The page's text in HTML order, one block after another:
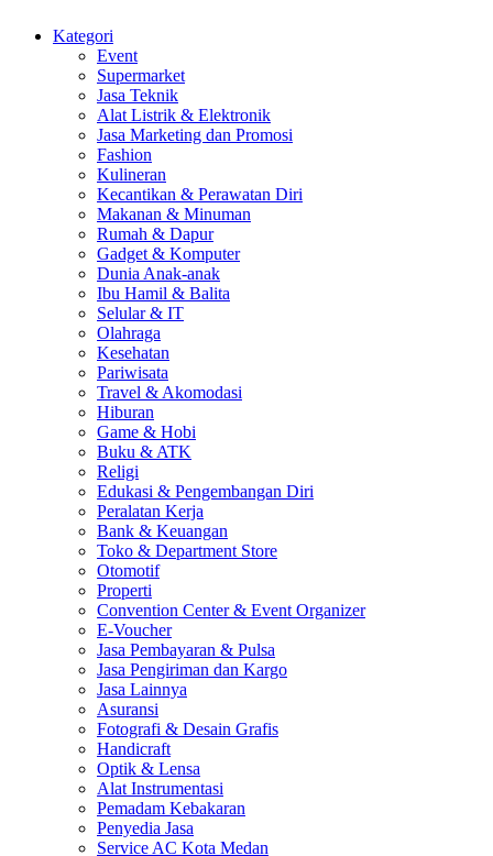
Kategori
Event
Supermarket
Jasa Teknik
Alat Listrik & Elektronik
Jasa Marketing dan Promosi
Fashion
Kulineran
Kecantikan & Perawatan Diri
Makanan & Minuman
Rumah & Dapur
Gadget & Komputer
Dunia Anak-anak
Ibu Hamil & Balita
Selular & IT
Olahraga
Kesehatan
Pariwisata
Travel & Akomodasi
Hiburan
Game & Hobi
Buku & ATK
Religi
Edukasi & Pengembangan Diri
Peralatan Kerja
Bank & Keuangan
Toko & Department Store
Otomotif
Properti
Convention Center & Event Organizer
E-Voucher
Jasa Pembayaran & Pulsa
Jasa Pengiriman dan Kargo
Jasa Lainnya
Asuransi
Fotografi & Desain Grafis
Handicraft
Optik & Lensa
Alat Instrumentasi
Pemadam Kebakaran
Penyedia Jasa
Service AC Kota Medan